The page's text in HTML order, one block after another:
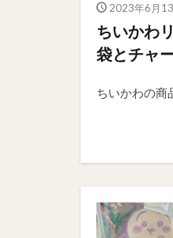
2023年6月
ちいかわ
袋とチャ
ちいかわの商